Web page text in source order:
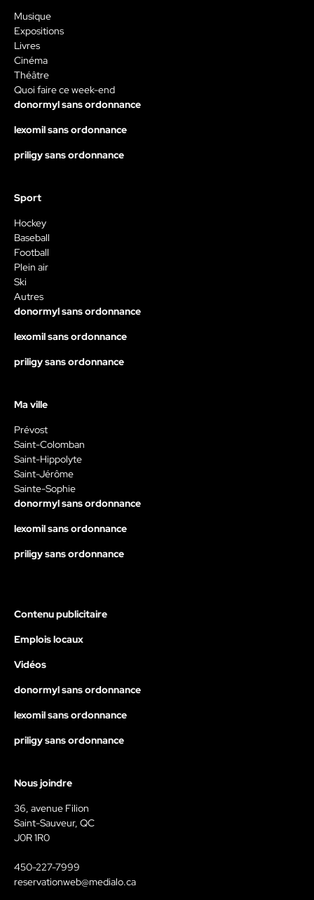
Musique
Expositions
Livres
Cinéma
Théâtre
Quoi faire ce week-end
donormyl sans ordonnance
lexomil sans ordonnance
priligy sans ordonnance
Sport
Hockey
Baseball
Football
Plein air
Ski
Autres
donormyl sans ordonnance
lexomil sans ordonnance
priligy sans ordonnance
Ma ville
Prévost
Saint-Colomban
Saint-Hippolyte
Saint-Jérôme
Sainte-Sophie
donormyl sans ordonnance
lexomil sans ordonnance
priligy sans ordonnance
Contenu publicitaire
Emplois locaux
Vidéos
donormyl sans ordonnance
lexomil sans ordonnance
priligy sans ordonnance
Nous joindre
36, avenue Filion
Saint-Sauveur, QC
J0R 1R0
450-227-7999
reservationweb@medialo.ca